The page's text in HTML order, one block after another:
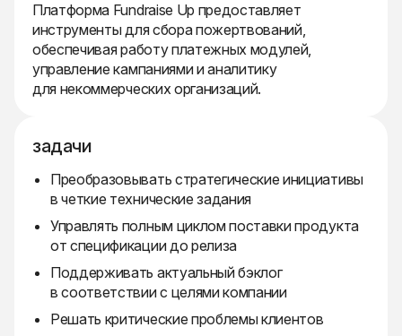
Платформа Fundraise Up предоставляет
инструменты для сбора пожертвований,
обеспечивая работу платежных модулей,
управление кампаниями и аналитику
для некоммерческих организаций.
задачи
Преобразовывать стратегические инициативы
в четкие технические задания
Управлять полным циклом поставки продукта
от спецификации до релиза
Поддерживать актуальный бэклог
в соответствии с целями компании
Решать критические проблемы клиентов